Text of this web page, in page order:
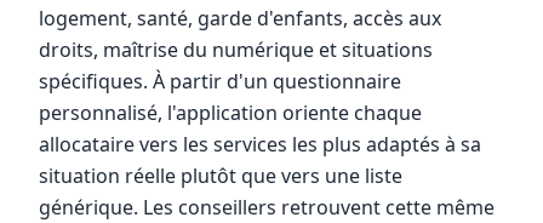
logement, santé, garde d'enfants, accès aux
droits, maîtrise du numérique et situations
spécifiques. À partir d'un questionnaire
personnalisé, l'application oriente chaque
allocataire vers les services les plus adaptés à sa
situation réelle plutôt que vers une liste
générique. Les conseillers retrouvent cette même